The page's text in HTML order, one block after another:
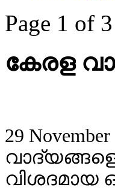
Page 1 of 3
കേരള
29
വിശദമായ